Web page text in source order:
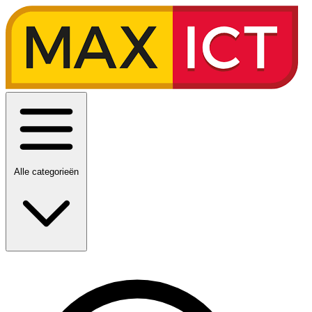
Alle categorieën